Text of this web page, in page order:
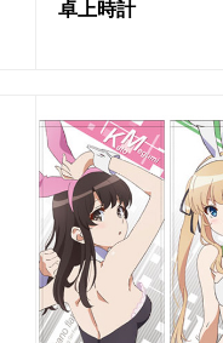
卓上時計